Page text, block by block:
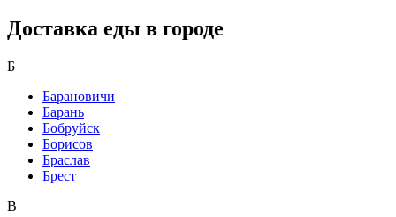
Доставка еды в городе
Б
Барановичи
Барань
Бобруйск
Борисов
Браслав
Брест
В